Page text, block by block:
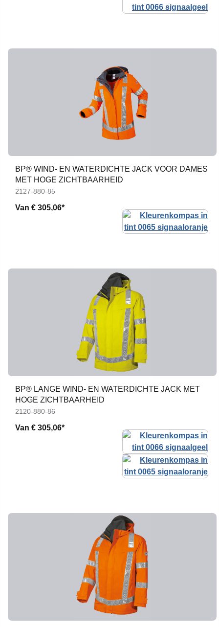
BP® WIND- EN WATERDICHTE JACK VOOR DAMES
MET HOGE ZICHTBAARHEID
2127-880-85
Van € 305,06*
BP® LANGE WIND- EN WATERDICHTE JACK MET
HOGE ZICHTBAARHEID
2120-880-86
Van € 305,06*